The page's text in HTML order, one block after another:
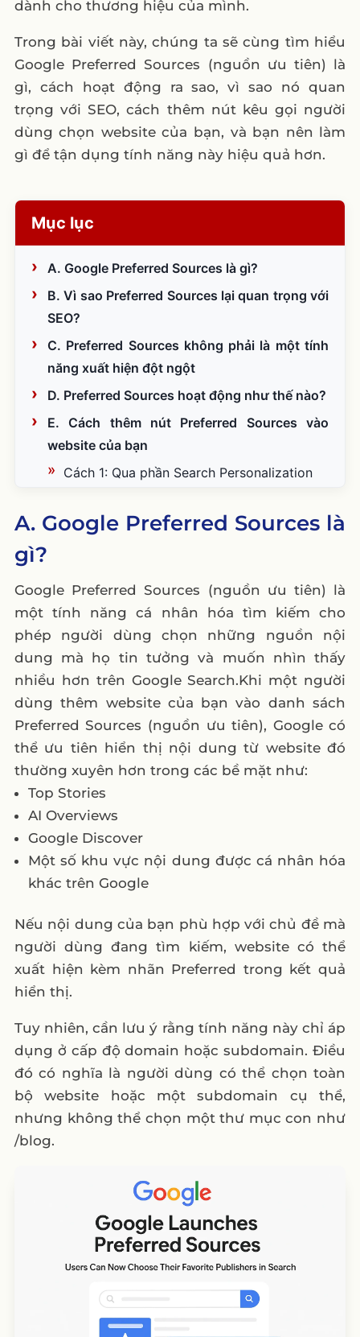
dành cho thương hiệu của mình.
Trong bài viết này, chúng ta sẽ cùng tìm hiểu
Google Preferred Sources (nguồn ưu tiên) là
gì, cách hoạt động ra sao, vì sao nó quan
trọng với SEO, cách thêm nút kêu gọi người
dùng chọn website của bạn, và bạn nên làm
gì để tận dụng tính năng này hiệu quả hơn.
Mục lục
A. Google Preferred Sources là gì?
B. Vì sao Preferred Sources lại quan trọng với
SEO?
C. Preferred Sources không phải là một tính
năng xuất hiện đột ngột
D. Preferred Sources hoạt động như thế nào?
E. Cách thêm nút Preferred Sources vào
website của bạn
Cách 1: Qua phần Search Personalization
Vì sao website của bạn nên có nút “Add to
website?
F. Nên đo lường hiệu quả của Preferred
Sources như thế nào?
Lời kết
FAQ
A. Google Preferred Sources là
gì?
Google Preferred Sources (nguồn ưu tiên) là
một tính năng cá nhân hóa tìm kiếm cho
phép người dùng chọn những nguồn nội
dung mà họ tin tưởng và muốn nhìn thấy
nhiều hơn trên Google Search.Khi một người
dùng thêm website của bạn vào danh sách
Preferred Sources (nguồn ưu tiên), Google có
thể ưu tiên hiển thị nội dung từ website đó
thường xuyên hơn trong các bề mặt như:
Top Stories
AI Overviews
Google Discover
Một số khu vực nội dung được cá nhân hóa
khác trên Google
Nếu nội dung của bạn phù hợp với chủ đề mà
người dùng đang tìm kiếm, website có thể
xuất hiện kèm nhãn Preferred trong kết quả
hiển thị.
Tuy nhiên, cần lưu ý rằng tính năng này chỉ áp
dụng ở cấp độ domain hoặc subdomain. Điều
đó có nghĩa là người dùng có thể chọn toàn
bộ website hoặc một subdomain cụ thể,
nhưng không thể chọn một thư mục con như
/blog.